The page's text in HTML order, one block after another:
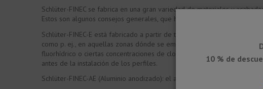
Schlüter-FINEC se fabrica en una gran variedad de materiales y
Estos son algunos consejos generales, que hay que tener en cuenta.
Schlüter-FINEC-E está fabricado a partir de tiras de acero inoxidable,
como p. ej., en aquellas zonas dónde se emplean productos de
fluorhídrico o ciertas concentraciones de cloro y salmuera pueden
antes de la instalación de los perfiles.
Schlüter-FINEC-AE (Aluminio anodizado): el aluminio presenta una
10 % de